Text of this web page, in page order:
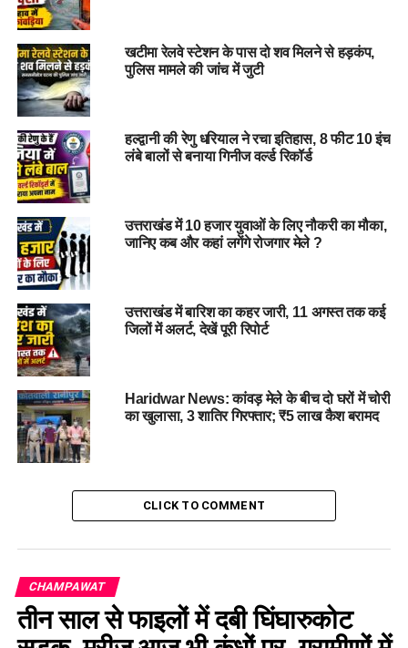
क्षेत्रों की स्वास्थ्य सुविधाओं की गहन समीक्षा की गई। जिलाधिकारी ने कहा
कि मरीजों को समय पर उपचार, जांच और दवाइयां उपलब्ध कराना स्वास्थ्य
विभाग की प्राथमिक जिम्मेदारी है और इसमें लापरवाही पाए जाने पर सीधे
जवाबदेही तय होगी।
डीएम ने बैठक में अधिकारियों की लगाई
क्लास
डीएम ने विशेष रूप से मातृ एवं शिशु स्वास्थ्य सेवाओं को लेकर सख्त निर्देश
देते हुए कहा कि जननी सुरक्षा योजना का लाभ हर पात्र महिला तक पहुंचना
चाहिए। गर्भवती महिलाओं की नियमित जांच और प्रसवपूर्व देखभाल
सुनिश्चित करने के निर्देश भी दिए गए।
संस्थागत प्रसव में आशा कार्यकर्ती की उपस्थिति अनिवार्य रूप से सुनिश्चित
की जाए। साथ ही आशा कार्यकर्तियों के मानदेय और प्रोत्साहन राशि का
भुगतान बिना देरी जारी करने के निर्देश दिए।
खटीमा रेलवे स्टेशन के पास दो शव मिलने से हड़कंप,
पुलिस मामले की जांच में जुटी
हल्द्वानी की रेणु धरियाल ने रचा इतिहास, 8 फीट 10 इंच
लंबे बालों से बनाया गिनीज वर्ल्ड रिकॉर्ड
उत्तराखंड में 10 हजार युवाओं के लिए नौकरी का मौका,
जानिए कब और कहां लगेंगे रोजगार मेले ?
उत्तराखंड में बारिश का कहर जारी, 11 अगस्त तक कई
जिलों में अलर्ट, देखें पूरी रिपोर्ट
Haridwar News: कांवड़ मेले के बीच दो घरों में चोरी
का खुलासा, 3 शातिर गिरफ्तार; ₹5 लाख कैश बरामद
CLICK TO COMMENT
CHAMPAWAT
तीन साल से फाइलों में दबी घिंघारुकोट